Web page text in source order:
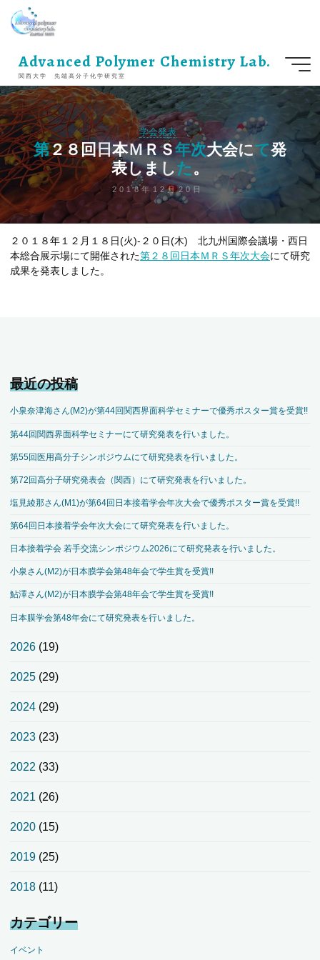
ス
キ
ッ
プ
Advanced Polymer Chemistry Lab.
関西大学 先端高分子化学研究室
学会発表
第
第２８回日本ＭＲＳ年
年次大会にて
て発
表しました
た。
2018年12月20日
２０１８年１２月１８日(火)-２０日(木) 北九州国際会議場・西日
本総合展示場にて開催された第２８回日本ＭＲＳ年次大会にて研究
成果を発表しました。
最近の投稿
小泉奈津海さん(M2)が第44回関西界面科学セミナーで優秀ポスター賞を受賞!!
第44回関西界面科学セミナーにて研究発表を行いました。
第55回医用高分子シンポジウムにて研究発表を行いました。
第72回高分子研究発表会（関西）にて研究発表を行いました。
塩見綾那さん(M1)が第64回日本接着学会年次大会で優秀ポスター賞を受賞!!
第64回日本接着学会年次大会にて研究発表を行いました。
日本接着学会 若手交流シンポジウム2026にて研究発表を行いました。
小泉さん(M2)が日本膜学会第48年会で学生賞を受賞!!
鮎澤さん(M2)が日本膜学会第48年会で学生賞を受賞!!
日本膜学会第48年会にて研究発表を行いました。
2026(19)
2025(29)
2024(29)
2023(23)
2022 (33)
2021 (26)
2020(15)
2019(25)
2018(11)
カテゴリー
イベント